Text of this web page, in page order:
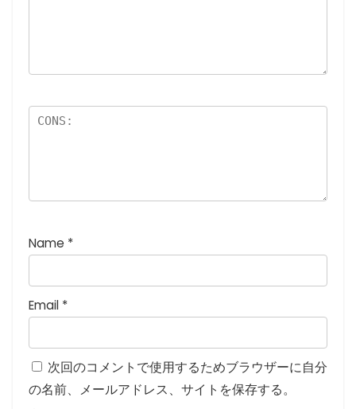
Name *
Email *
次回のコメントで使用するためブラウザーに自分
の名前、メールアドレス、サイトを保存する。